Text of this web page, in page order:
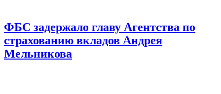
ФБС задержало главу Агентства по
страхованию вкладов Андрея
Мельникова